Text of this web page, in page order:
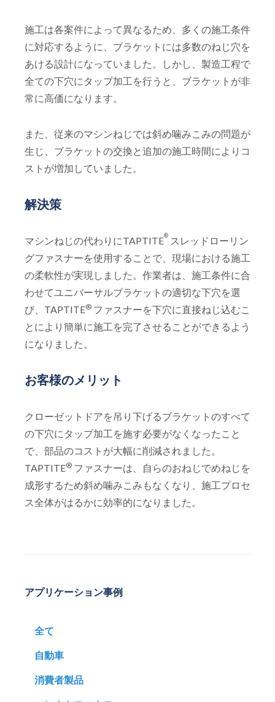
施工は各案件によって異なるため、多くの施工条件
に対応するように、ブラケットには多数のねじ穴を
あける設計になっていました。しかし、製造工程で
全ての下穴にタップ加工を行うと、ブラケットが非
常に高価になります。
また、従来のマシンねじでは斜め噛みこみの問題が
生じ、ブラケットの交換と追加の施工時間によりコ
ストが増加していました。
解決策
マシンねじの代わりにTAPTITE® スレッドローリン
グファスナーを使用することで、現場における施工
の柔軟性が実現しました。作業者は、施工条件に合
わせてユニバーサルブラケットの適切な下穴を選
び、TAPTITE® ファスナーを下穴に直接ねじ込むこ
とにより簡単に施工を完了させることができるよう
になりました。
お客様のメリット
クローゼットドアを吊り下げるブラケットのすべて
の下穴にタップ加工を施す必要がなくなったこと
で、部品のコストが大幅に削減されました。
TAPTITE® ファスナーは、自らのおねじでめねじを
成形するため斜め噛みこみもなくなり、施工プロセ
ス全体がはるかに効率的になりました。
アプリケーション事例
全て
自動車
消費者製品